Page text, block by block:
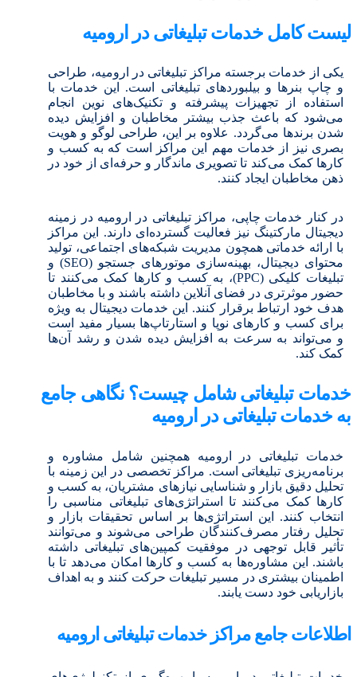
لیست کامل خدمات تبلیغاتی در ارومیه
یکی از خدمات برجسته مراکز تبلیغاتی در ارومیه، طراحی
و چاپ بنرها و بیلبوردهای تبلیغاتی است. این خدمات با
استفاده از تجهیزات پیشرفته و تکنیک‌های نوین انجام
می‌شود که باعث جذب بیشتر مخاطبان و افزایش دیده
شدن برندها می‌گردد. علاوه بر این، طراحی لوگو و هویت
بصری نیز از خدمات مهم این مراکز است که به کسب و
کارها کمک می‌کند تا تصویری ماندگار و حرفه‌ای از خود در
ذهن مخاطبان ایجاد کنند.
در کنار خدمات چاپی، مراکز تبلیغاتی در ارومیه در زمینه
دیجیتال مارکتینگ نیز فعالیت گسترده‌ای دارند. این مراکز
با ارائه خدماتی همچون مدیریت شبکه‌های اجتماعی، تولید
محتوای دیجیتال، بهینه‌سازی موتورهای جستجو (SEO) و
تبلیغات کلیکی (PPC)، به کسب و کارها کمک می‌کنند تا
حضور موثرتری در فضای آنلاین داشته باشند و با مخاطبان
هدف خود ارتباط برقرار کنند. این خدمات دیجیتال به ویژه
برای کسب و کارهای نوپا و استارتاپ‌ها بسیار مفید است
و می‌تواند به سرعت به افزایش دیده شدن و رشد آن‌ها
کمک کند.
خدمات تبلیغاتی شامل چیست؟ نگاهی جامع
به خدمات تبلیغاتی در ارومیه
خدمات تبلیغاتی در ارومیه همچنین شامل مشاوره و
برنامه‌ریزی تبلیغاتی است. مراکز تخصصی در این زمینه با
تحلیل دقیق بازار و شناسایی نیازهای مشتریان، به کسب و
کارها کمک می‌کنند تا استراتژی‌های تبلیغاتی مناسبی را
انتخاب کنند. این استراتژی‌ها بر اساس تحقیقات بازار و
تحلیل رفتار مصرف‌کنندگان طراحی می‌شوند و می‌توانند
تأثیر قابل توجهی در موفقیت کمپین‌های تبلیغاتی داشته
باشند. این مشاوره‌ها به کسب و کارها امکان می‌دهد تا با
اطمینان بیشتری در مسیر تبلیغات حرکت کنند و به اهداف
بازاریابی خود دست یابند.
اطلاعات جامع مراکز خدمات تبلیغاتی ارومیه